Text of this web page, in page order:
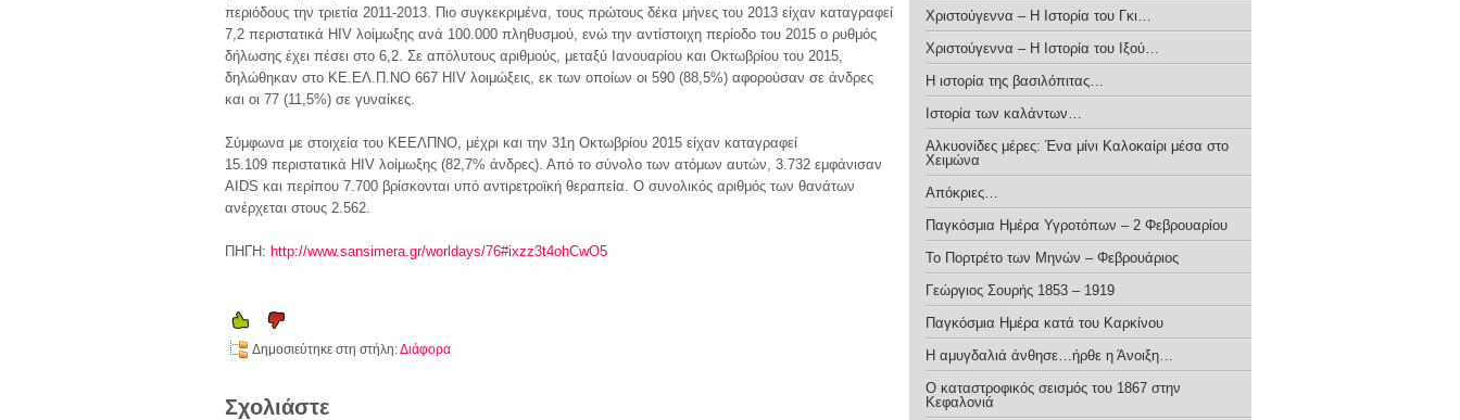
περιόδους την τριετία 2011-2013. Πιο συγκεκριμένα, τους πρώτους δέκα μήνες του 2013 είχαν καταγραφεί
7,2 περιστατικά HIV λοίμωξης ανά 100.000 πληθυσμού, ενώ την αντίστοιχη περίοδο του 2015 ο ρυθμός
δήλωσης έχει πέσει στο 6,2. Σε απόλυτους αριθμούς, μεταξύ Ιανουαρίου και Οκτωβρίου του 2015,
δηλώθηκαν στο ΚΕ.ΕΛ.Π.ΝΟ 667 HIV λοιμώξεις, εκ των οποίων οι 590 (88,5%) αφορούσαν σε άνδρες
και οι 77 (11,5%) σε γυναίκες.
Σύμφωνα με στοιχεία του ΚΕΕΛΠΝΟ, μέχρι και την 31η Οκτωβρίου 2015 είχαν καταγραφεί
15.109 περιστατικά HIV λοίμωξης (82,7% άνδρες). Από το σύνολο των ατόμων αυτών, 3.732 εμφάνισαν
AIDS και περίπου 7.700 βρίσκονται υπό αντιρετροϊκή θεραπεία. Ο συνολικός αριθμός των θανάτων
ανέρχεται στους 2.562.
ΠΗΓΗ: http://www.sansimera.gr/worldays/76#ixzz3t4ohCwO5
Δημοσιεύτηκε στη στήλη:Διάφορα
Σχολιάστε
Χριστούγεννα – H Iστορία του Γκι…
Χριστούγεννα – Η Ιστορία του Ιξού…
Η ιστορία της βασιλόπιτας…
Ιστορία των καλάντων…
Αλκυονίδες μέρες: Ένα μίνι Καλοκαίρι μέσα στο
Χειμώνα
Απόκριες…
Παγκόσμια Ημέρα Υγροτόπων – 2 Φεβρουαρίου
Το Πορτρέτο των Μηνών – Φεβρουάριος
Γεώργιος Σουρής 1853 – 1919
Παγκόσμια Ημέρα κατά του Καρκίνου
Η αμυγδαλιά άνθησε…ήρθε η Άνοιξη…
Ο καταστροφικός σεισμός του 1867 στην
Κεφαλονιά